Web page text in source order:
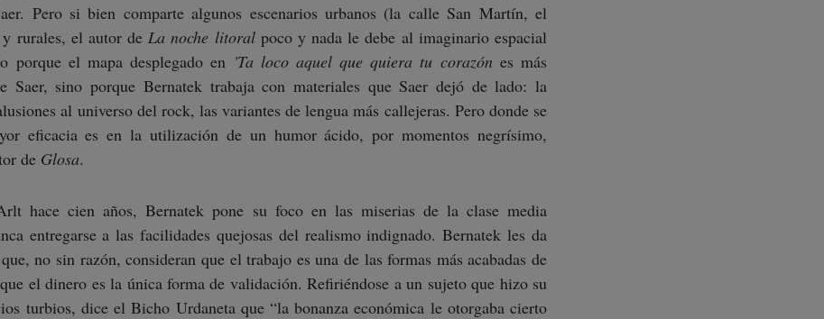
Pero si bien comparte algunos escenarios urbanos (la calle San Martín, el
y rurales, el autor deLa noche litoralpoco y nada le debe al imaginario espacial
porque el mapa desplegado en 'Ta loco aquel que quiera tu corazón es más
Saer, sino porque Bernatek trabaja con materiales que Saer dejó de lado: la
al universo del rock, las variantes de lengua más callejeras. Pero donde se
eficacia es en la utilización de un humor ácido, por momentos negrísimo,
de Glosa.
hace cien años, Bernatek pone su foco en las miserias de la clase media
entregarse a las facilidades quejosas del realismo indignado. Bernatek les da
no sin razón, consideran que el trabajo es una de las formas más acabadas de
el dinero es la única forma de validación. Refiriéndose a un sujeto que hizo su
turbios, dice el Bicho Urdaneta que “la bonanza económica le otorgaba cierto